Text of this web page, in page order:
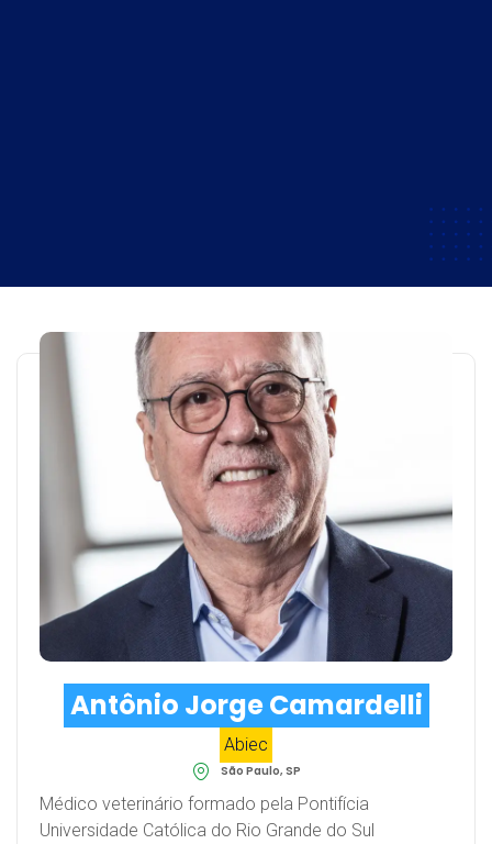
Antônio Jorge Camardelli
Abiec
São Paulo, SP
Médico veterinário formado pela Pontifícia
Universidade Católica do Rio Grande do Sul